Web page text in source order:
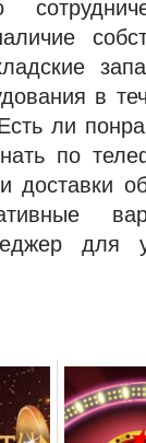
в
ли
по
доставки
для